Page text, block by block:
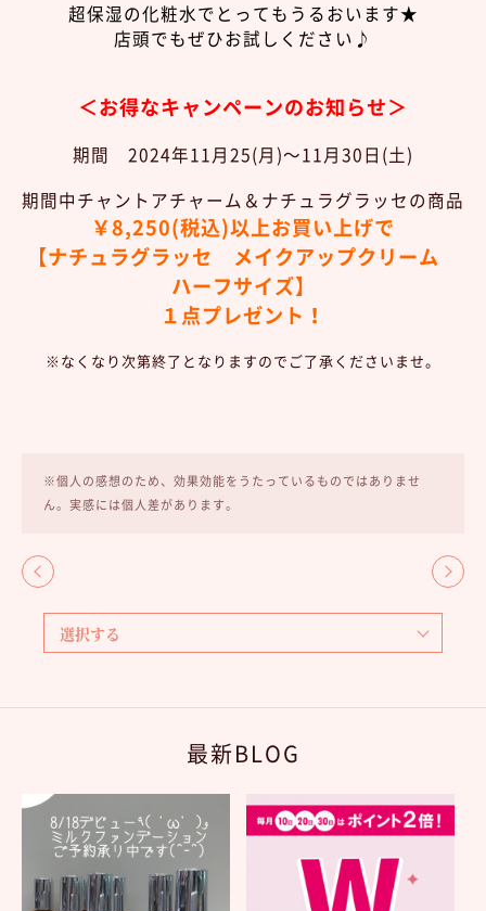
超保湿の化粧水で とってもうるおいます★
店頭でもぜひお試しください♪
＜お得なキャンペーンのお知らせ＞
期間 2024年11月25(月)～11月30日(土)
期間中チャントアチャーム＆ナチュラグラッセの商品
￥8,250(税込)以上お買い上げで
【ナチュラグラッセ メイクアップクリーム
ハーフサイズ】
１点プレゼント！
※なくなり次第終了となりますのでご了承くださいませ。
※個人の感想のため、効果効能をうたっているものではありませ
ん。実感には個人差があります。
最新BLOG